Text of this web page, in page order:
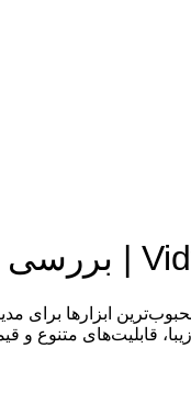
ابزارها برای
قابلیت‌های متنوع و